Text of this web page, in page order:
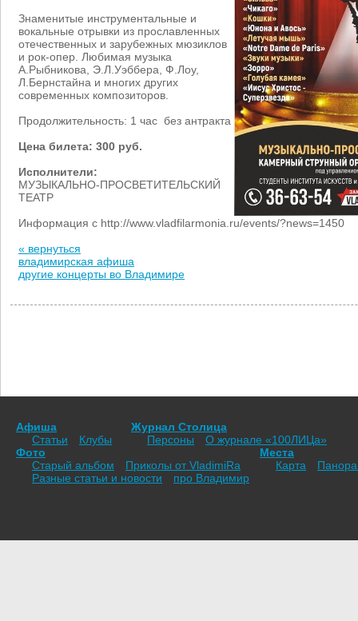
Знаменитые инструментальные и
вокальные отрывки из прославленных
отечественных и зарубежных мюзиклов
и рок-опер. Любимая музыка
А.Рыбникова, Э.Л.Уэббера, Ф.Лоу,
Л.Бернстайна и многих других
современных композиторов.
Продолжительность: 1 час без антракта
Цена билета: 300 руб.
Исполнители:
МУЗЫКАЛЬНО-ПРОСВЕТИТЕЛЬСКИЙ
ТЕАТР
Информация с http://www.vladfilarmonia.ru/events/?news=1450
« вернуться
владимирская афиша
другие концерты во Владимире
Афиша
Статьи
Клубы
Журнал Столица
Персоны
О журнале «100ЛИЦа»
Фото
Старый альбом
Приколы от VladimiRа
Места
Карта
Разные статьи и новости
про Владимир